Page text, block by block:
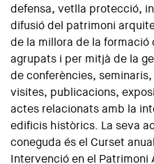
defensa, vetlla protecció,
difusió del patrimoni
de la millora de la formació
agrupats i per mitjà de la
de conferències,
visites, publicacions,
actes relacionats amb la
edificis històrics. La seva
coneguda és el Curset
Intervenció en el